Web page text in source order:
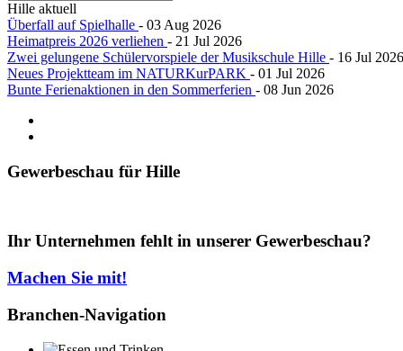
Hille aktuell
Überfall auf Spielhalle - 03 Aug 2026
Heimatpreis 2026 verliehen - 21 Jul 2026
Zwei gelungene Schülervorspiele der Musikschule Hille - 16 Jul 2026
Neues Projektteam im NATURKurPARK - 01 Jul 2026
Bunte Ferienaktionen in den Sommerferien - 08 Jun 2026
Gewerbeschau für Hille
Ihr Unternehmen fehlt in unserer Gewerbeschau?
Machen Sie mit!
Branchen-Navigation